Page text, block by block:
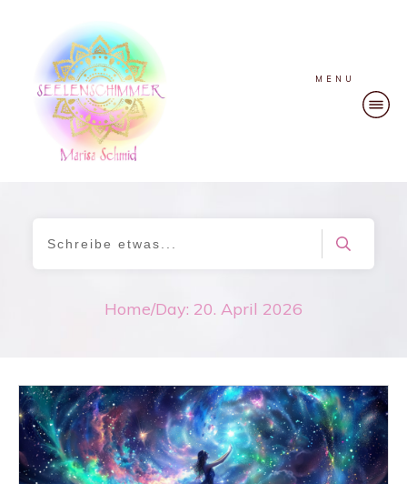
MENU
Home/Day: 20. April 2026